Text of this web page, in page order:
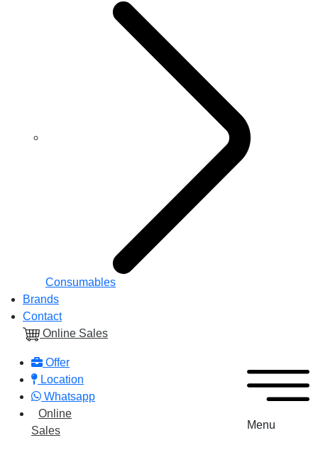
Consumables
Brands
Contact
Online Sales
Offer
Location
Whatsapp
Online
Sales
Menu